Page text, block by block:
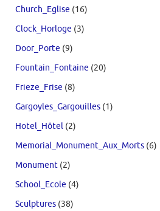
Church_Eglise (16)
Clock_Horloge (3)
Door_Porte (9)
Fountain_Fontaine (20)
Frieze_Frise (8)
Gargoyles_Gargouilles (1)
Hotel_Hôtel (2)
Memorial_Monument_Aux_Morts (6)
Monument (2)
School_Ecole (4)
Sculptures (38)